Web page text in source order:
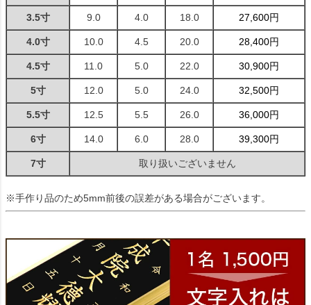
3.5寸 9.0 4.0 18.0 27,600円
4.0寸 10.0 4.5 20.0 28,400円
4.5寸 11.0 5.0 22.0 30,900円
5寸 12.0 5.0 24.0 32,500円
5.5寸 12.5 5.5 26.0 36,000円
6寸 14.0 6.0 28.0 39,300円
7寸 取り扱いございません
※手作り品のため5mm前後の誤差がある場合がございます。